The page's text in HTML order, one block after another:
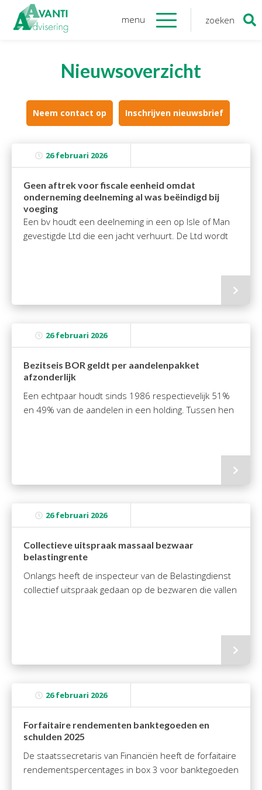
menu zoeken
Onze medewerkers
Algemene verordening
gegevensbescherming
Vacatures
Onzediensten
Financiele Administratie
Startersbegeleiding
Belastingadvies Purmerend
Nieuws&informatie
Nieuwsbrief
Nieuwsoverzicht
Handige links
BaseCone – Facturen
Klantenportaal – Online dossiers
Zoeken
Nieuwsoverzicht
Neem contact op Inschrijven nieuwsbrief
26 februari 2026
Geen aftrek voor fiscale eenheid omdat
onderneming deelneming al was beëindigd bij
voeging
Een bv houdt een deelneming in een op Isle of Man
gevestigde Ltd die een jacht verhuurt. De Ltd wordt
26 februari 2026
Bezitseis BOR geldt per aandelenpakket
afzonderlijk
Een echtpaar houdt sinds 1986 respectievelijk 51%
en 49% van de aandelen in een holding. Tussen hen
26 februari 2026
Collectieve uitspraak massaal bezwaar
belastingrente
Onlangs heeft de inspecteur van de Belastingdienst
collectief uitspraak gedaan op de bezwaren die vallen
26 februari 2026
Forfaitaire rendementen banktegoeden en
schulden 2025
De staatssecretaris van Financiën heeft de forfaitaire
rendementspercentages in box 3 voor banktegoeden